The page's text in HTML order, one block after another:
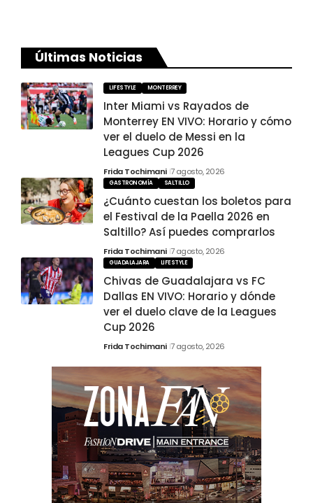
Últimas Noticias
LIFESTYLE MONTERREY
Inter Miami vs Rayados de
Monterrey EN VIVO: Horario y cómo
ver el duelo de Messi en la
Leagues Cup 2026
Frida Tochimani 7 agosto, 2026
GASTRONOMÍA SALTILLO
¿Cuánto cuestan los boletos para
el Festival de la Paella 2026 en
Saltillo? Así puedes comprarlos
Frida Tochimani 7 agosto, 2026
GUADALAJARA LIFESTYLE
Chivas de Guadalajara vs FC
Dallas EN VIVO: Horario y dónde
ver el duelo clave de la Leagues
Cup 2026
Frida Tochimani 7 agosto, 2026